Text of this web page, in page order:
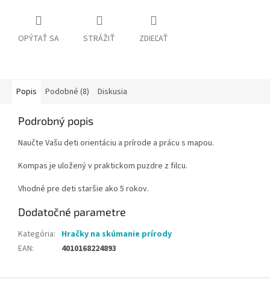
OPÝTAŤ SA STRÁŽIŤ ZDIEĽAŤ
Popis Podobné (8) Diskusia
Podrobný popis
Naučte Vašu deti orientáciu a prírode a prácu s mapou.
Kompas je uložený v praktickom puzdre z filcu.
Vhodné pre deti staršie ako 5 rokov.
Dodatočné parametre
Kategória: Hračky na skúmanie prírody
EAN: 4010168224893